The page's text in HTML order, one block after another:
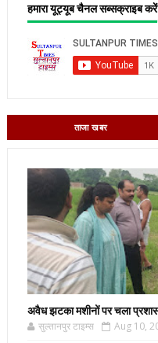
हमारा यूट्यूब चैनल सब्सक्राइब करें
ताजा खबर
अवैध झटका मशीनों पर चला
सुल्तानपुर टाइम्स Aug 10,